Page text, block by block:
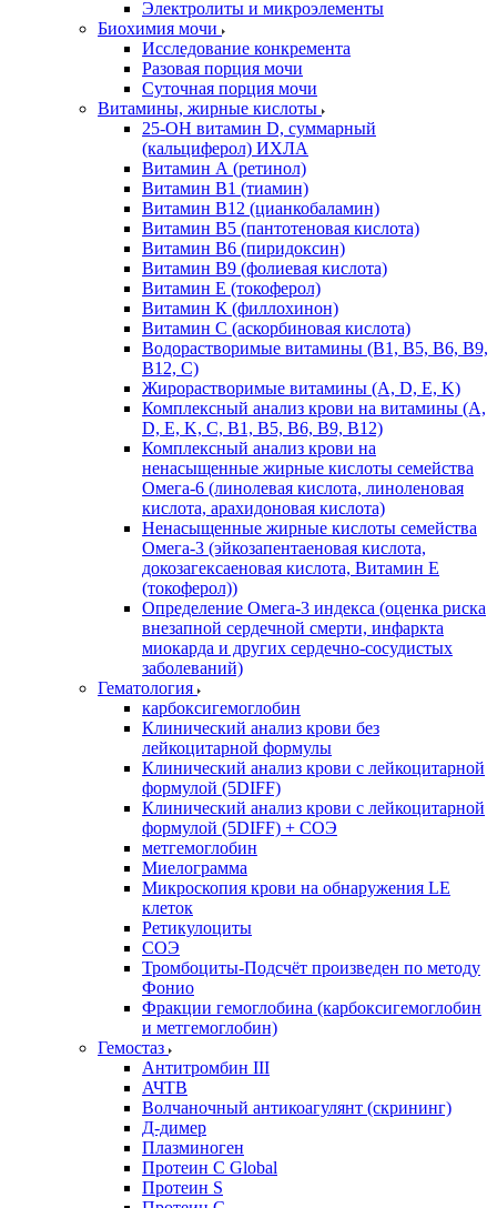
Электролиты и микроэлементы
Биохимия мочи
Исследование конкремента
Разовая порция мочи
Суточная порция мочи
Витамины, жирные кислоты
25-OH витамин D, суммарный
(кальциферол) ИХЛА
Витамин А (ретинол)
Витамин В1 (тиамин)
Витамин В12 (цианкобаламин)
Витамин В5 (пантотеновая кислота)
Витамин В6 (пиридоксин)
Витамин В9 (фолиевая кислота)
Витамин Е (токоферол)
Витамин К (филлохинон)
Витамин С (аскорбиновая кислота)
Водорастворимые витамины (B1, B5, B6, В9,
В12, С)
Жирорастворимые витамины (A, D, E, K)
Комплексный анализ крови на витамины (A,
D, E, K, C, B1, B5, B6, В9, B12)
Комплексный анализ крови на
ненасыщенные жирные кислоты семейства
Омега-6 (линолевая кислота, линоленовая
кислота, арахидоновая кислота)
Ненасыщенные жирные кислоты семейства
Омега-3 (эйкозапентаеновая кислота,
докозагексаеновая кислота, Витамин E
(токоферол))
Определение Омега-3 индекса (оценка риска
внезапной сердечной смерти, инфаркта
миокарда и других сердечно-сосудистых
заболеваний)
Гематология
карбоксигемоглобин
Клинический анализ крови без
лейкоцитарной формулы
Клинический анализ крови с лейкоцитарной
формулой (5DIFF)
Клинический анализ крови с лейкоцитарной
формулой (5DIFF) + СОЭ
метгемоглобин
Миелограмма
Микроскопия крови на обнаружения LE
клеток
Ретикулоциты
СОЭ
Тромбоциты-Подсчёт произведен по методу
Фонио
Фракции гемоглобина (карбоксигемоглобин
и метгемоглобин)
Гемостаз
Антитромбин III
АЧТВ
Волчаночный антикоагулянт (скрининг)
Д-димер
Плазминоген
Протеин C Global
Протеин S